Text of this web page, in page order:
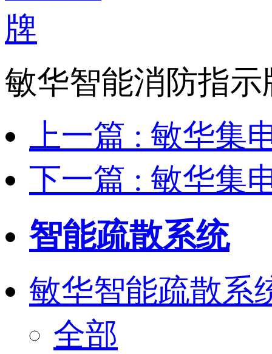
敏华智能消防指示
上一篇 : 敏华集
下一篇 : 敏华集
智能疏散系统
敏华智能疏散系
全部